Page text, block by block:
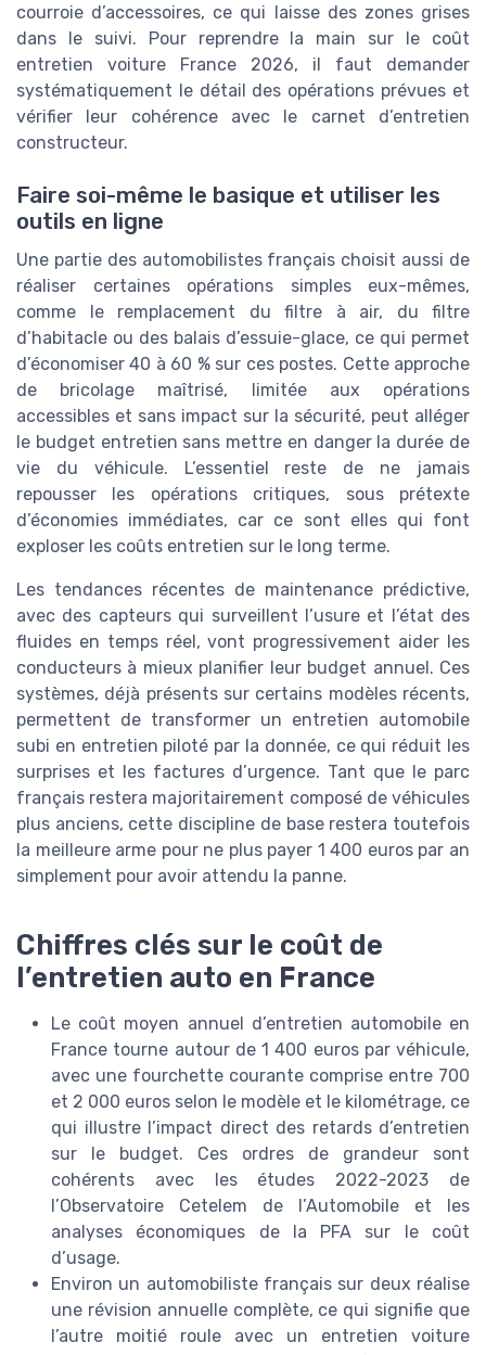
courroie d’accessoires, ce qui laisse des zones grises
dans le suivi. Pour reprendre la main sur le coût
entretien voiture France 2026, il faut demander
systématiquement le détail des opérations prévues et
vérifier leur cohérence avec le carnet d’entretien
constructeur.
Faire soi-même le basique et utiliser les
outils en ligne
Une partie des automobilistes français choisit aussi de
réaliser certaines opérations simples eux-mêmes,
comme le remplacement du filtre à air, du filtre
d’habitacle ou des balais d’essuie-glace, ce qui permet
d’économiser 40 à 60 % sur ces postes. Cette approche
de bricolage maîtrisé, limitée aux opérations
accessibles et sans impact sur la sécurité, peut alléger
le budget entretien sans mettre en danger la durée de
vie du véhicule. L’essentiel reste de ne jamais
repousser les opérations critiques, sous prétexte
d’économies immédiates, car ce sont elles qui font
exploser les coûts entretien sur le long terme.
Les tendances récentes de maintenance prédictive,
avec des capteurs qui surveillent l’usure et l’état des
fluides en temps réel, vont progressivement aider les
conducteurs à mieux planifier leur budget annuel. Ces
systèmes, déjà présents sur certains modèles récents,
permettent de transformer un entretien automobile
subi en entretien piloté par la donnée, ce qui réduit les
surprises et les factures d’urgence. Tant que le parc
français restera majoritairement composé de véhicules
plus anciens, cette discipline de base restera toutefois
la meilleure arme pour ne plus payer 1 400 euros par an
simplement pour avoir attendu la panne.
Chiffres clés sur le coût de
l’entretien auto en France
Le coût moyen annuel d’entretien automobile en
France tourne autour de 1 400 euros par véhicule,
avec une fourchette courante comprise entre 700
et 2 000 euros selon le modèle et le kilométrage, ce
qui illustre l’impact direct des retards d’entretien
sur le budget. Ces ordres de grandeur sont
cohérents avec les études 2022-2023 de
l’Observatoire Cetelem de l’Automobile et les
analyses économiques de la PFA sur le coût
d’usage.
Environ un automobiliste français sur deux réalise
une révision annuelle complète, ce qui signifie que
l’autre moitié roule avec un entretien voiture